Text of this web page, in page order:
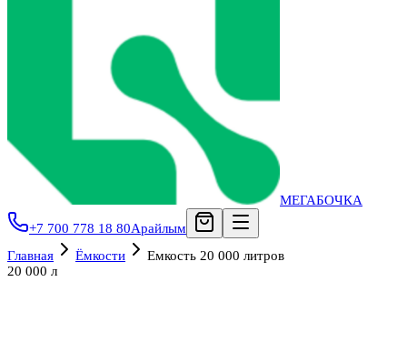
МЕГАБОЧКА
+7 700 778 18 80Арайлым
Главная
Ёмкости
Емкость 20 000 литров
20 000 л